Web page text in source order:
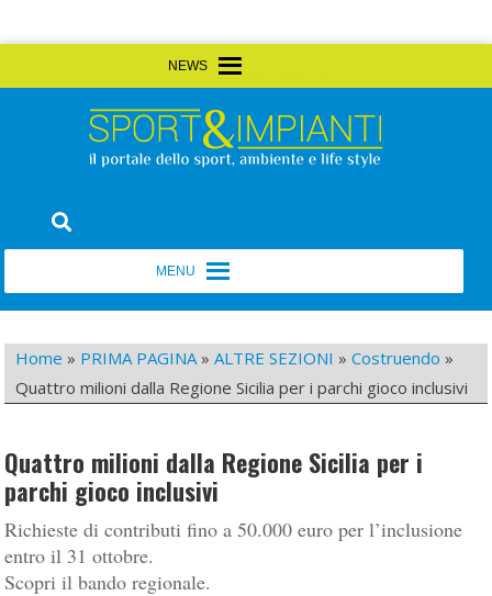
to
Sport&Impianti
Home » PRIMA PAGINA»ALTRE SEZIONI »Costruendo »
Quattro milioni dalla Regione Sicilia per i parchi gioco inclusivi
Quattro milioni dalla Regione Sicilia per i
parchi gioco inclusivi
Richieste di contributi fino a 50.000 euro per l’inclusione
entro il 31 ottobre.
Scopri il bando regionale.